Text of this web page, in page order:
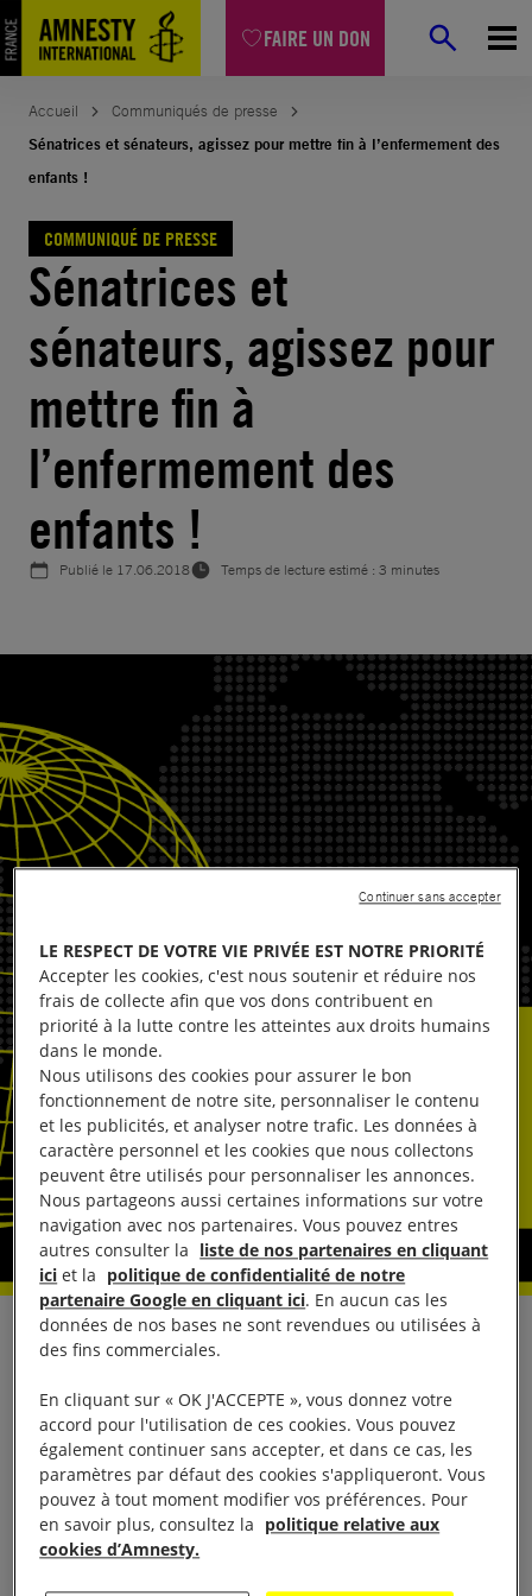
FAIRE UN DON
Aller
au
contenu
Accueil
Communiqués de presse
Sénatrices et sénateurs, agissez pour mettre fin à l’enfermement des
enfants !
COMMUNIQUÉ DE PRESSE
Sénatrices et
sénateurs, agissez pour
mettre fin à
l’enfermement des
enfants !
Publié le 17.06.2018 Temps de lecture estimé : 3 minutes
À la veille du débat en plénière au Sénat sur la loi
sénatrices et sénateurs à mettre fin définitivement
à la rétention administrative d’enfants en
l’inscrivant dans la loi. Plusieurs amendements ont
été présentés en ce sens.
LE RESPECT DE VOTRE VIE PRIVÉE EST NOTRE PRIORITÉ
Accepter les cookies, c'est nous soutenir et réduire nos
frais de collecte afin que vos dons contribuent en
priorité à la lutte contre les atteintes aux droits humains
dans le monde.
Nous utilisons des cookies pour assurer le bon
fonctionnement de notre site, personnaliser le contenu
et les publicités, et analyser notre trafic. Les données à
caractère personnel et les cookies que nous collectons
peuvent être utilisés pour personnaliser les annonces.
Nous partageons aussi certaines informations sur votre
navigation avec nos partenaires. Vous pouvez entres
autres consulter la liste de nos partenaires en cliquant
ici et la politique de confidentialité de notre
partenaire Google en cliquant ici. En aucun cas les
données de nos bases ne sont revendues ou utilisées à
des fins commerciales.
En cliquant sur « OK J'ACCEPTE », vous donnez votre
accord pour l'utilisation de ces cookies. Vous pouvez
également continuer sans accepter, et dans ce cas, les
paramètres par défaut des cookies s'appliqueront. Vous
pouvez à tout moment modifier vos préférences. Pour
en savoir plus, consultez la politique relative aux
cookies d’Amnesty.
Continuer sans accepter